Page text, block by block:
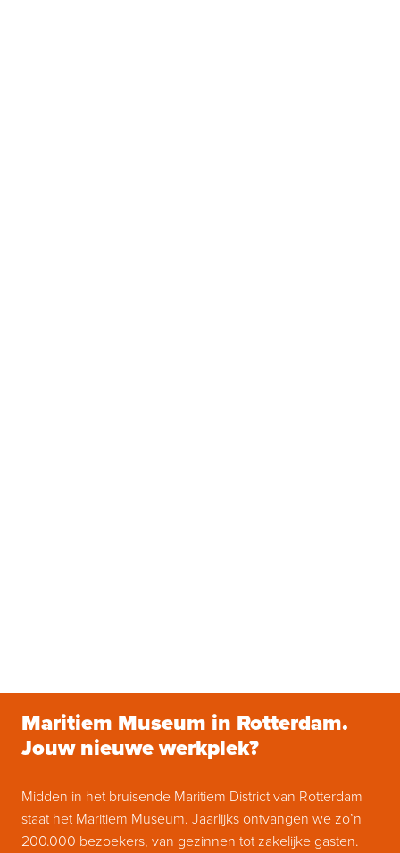
Maritiem Museum in Rotterdam.
Jouw nieuwe werkplek?
Midden in het bruisende Maritiem District van Rotterdam
staat het Maritiem Museum. Jaarlijks ontvangen we zo’n
200.000 bezoekers, van gezinnen tot zakelijke gasten.